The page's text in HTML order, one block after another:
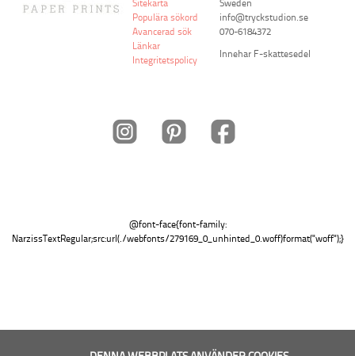
Sitekarta
Populära sökord
Avancerad sök
Länkar
Integritetspolicy
Sweden
info@tryckstudion.se
070-6184372
Innehar F-skattesedel
@font-face{font-family:
NarzissTextRegular;src:url(./webfonts/279169_0_unhinted_0.woff)format("woff");}